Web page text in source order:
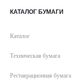
КАТАЛОГ БУМАГИ
Каталог
Техническая бумага
Реставрационная бумага